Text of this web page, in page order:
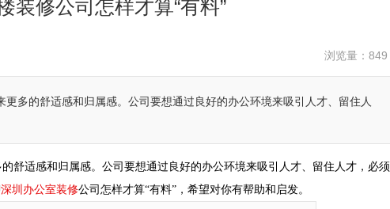
装修公司怎样才算“有料”
浏览量： 849
多的舒适感和归属感。公司要想通过良好的办公环境来吸引人才、留住人
舒适感和归属感。公司要想通过良好的办公环境来吸引人才、留住人才，必须
深圳办公室装修公司 怎样才算“有料”，希望对你有帮助和启发。